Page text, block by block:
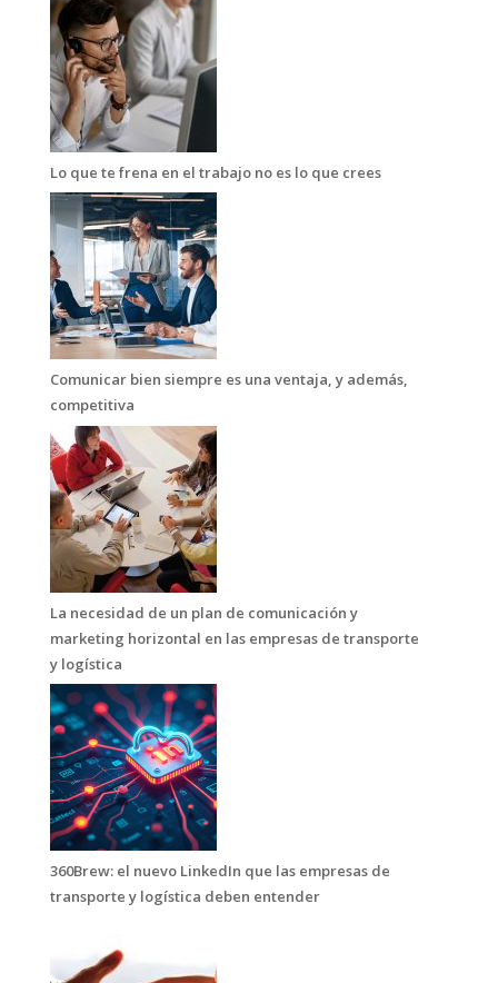
Lo que te frena en el trabajo no es lo que crees
Comunicar bien siempre es una ventaja, y además,
competitiva
La necesidad de un plan de comunicación y
marketing horizontal en las empresas de transporte
y logística
360Brew: el nuevo LinkedIn que las empresas de
transporte y logística deben entender